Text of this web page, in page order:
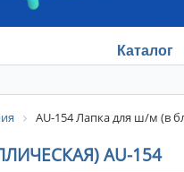
Каталог
AU-154 Лапка для ш/м (в
AU-154